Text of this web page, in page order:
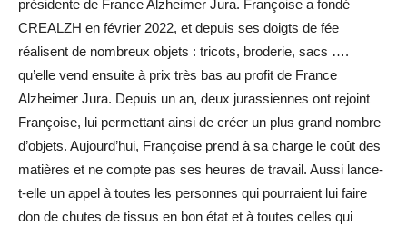
présidente de France Alzheimer Jura. Françoise a fondé
CREALZH en février 2022, et depuis ses doigts de fée
réalisent de nombreux objets : tricots, broderie, sacs ….
qu’elle vend ensuite à prix très bas au profit de France
Alzheimer Jura. Depuis un an, deux jurassiennes ont rejoint
Françoise, lui permettant ainsi de créer un plus grand nombre
d’objets. Aujourd’hui, Françoise prend à sa charge le coût des
matières et ne compte pas ses heures de travail. Aussi lance-
t-elle un appel à toutes les personnes qui pourraient lui faire
don de chutes de tissus en bon état et à toutes celles qui